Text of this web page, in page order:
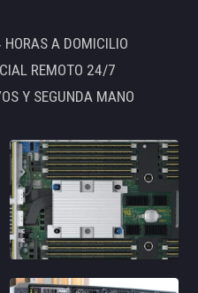
HORAS A DOMICILIO
REMOTO 24/7
Y SEGUNDA MANO